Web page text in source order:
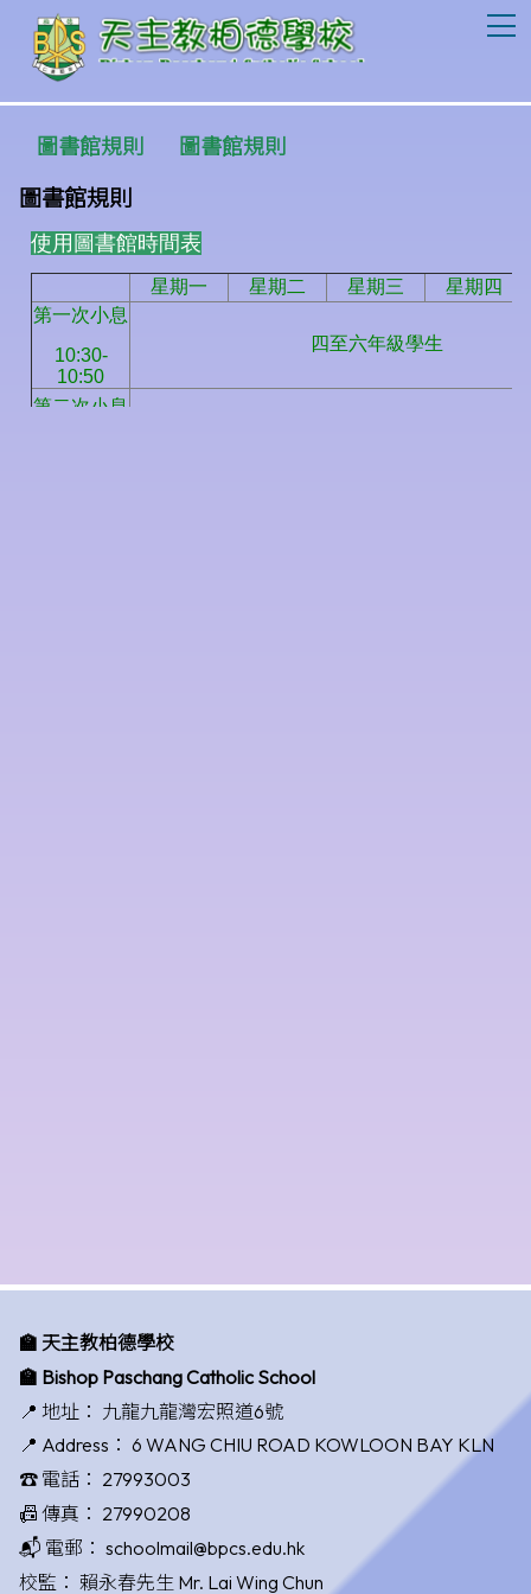
圖書館規則 圖書館規則
圖書館規則
🏫 天主教柏德學校
🏫 Bishop Paschang Catholic School
📍 地址： 九龍九龍灣宏照道6號
📍 Address： 6 WANG CHIU ROAD KOWLOON BAY KLN
☎️ 電話： 27993003
📠 傳真： 27990208
📬 電郵： schoolmail@bpcs.edu.hk
校監： 賴永春先生 Mr. Lai Wing Chun